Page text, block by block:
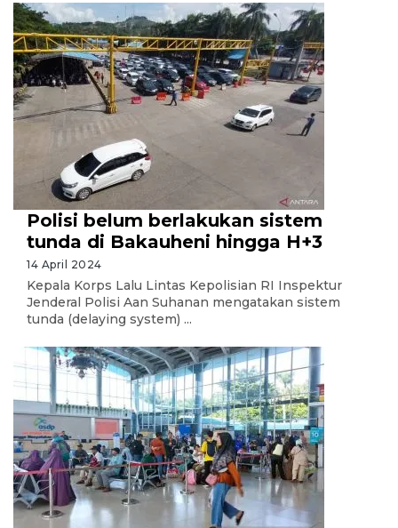
Polisi belum berlakukan sistem
tunda di Bakauheni hingga H+3
14 April 2024
Kepala Korps Lalu Lintas Kepolisian RI Inspektur
Jenderal Polisi Aan Suhanan mengatakan sistem
tunda (delaying system) ...